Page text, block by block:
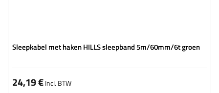
Sleepkabel met haken HILLS sleepband 5m/60mm/6t groen
24,19 €Incl. BTW